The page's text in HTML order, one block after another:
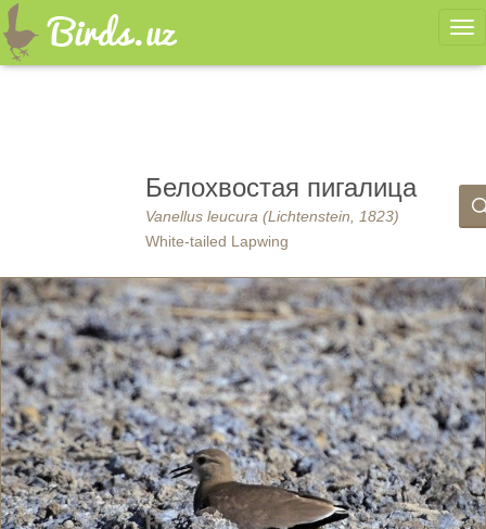
Белохвостая пигалица
Vanellus leucura (Lichtenstein, 1823)
White-tailed Lapwing